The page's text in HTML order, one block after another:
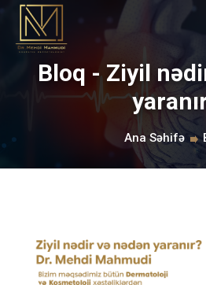
Bloq - Ziyil
Ana Səhifə